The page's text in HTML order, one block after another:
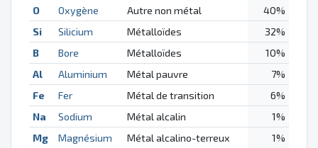
O Oxygène Autre non métal
40%
Si
Silicium Métalloïdes
32%
B
Bore Métalloïdes
10%
Al
Aluminium Métal pauvre
7%
Fe
Fer Métal de transition
6%
Na
Sodium Métal alcalin
1%
Mg
Magnésium Métal alcalino-terreux
1%